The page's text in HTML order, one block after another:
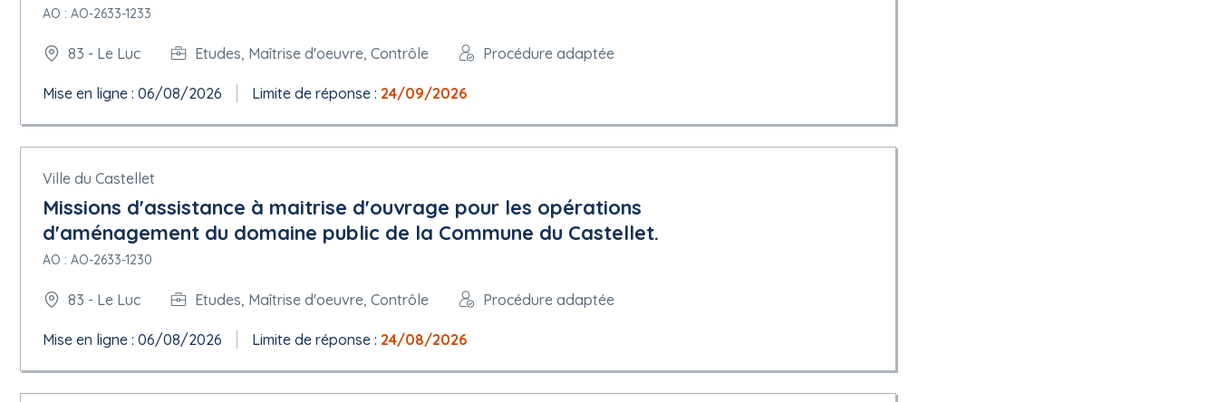
AO : AO-2633-1233
83 - Le Luc Etudes, Maîtrise d'oeuvre, Contrôle Procédure adaptée
Mise en ligne : 06/08/2026 Limite de réponse : 24/09/2026
Ville du Castellet
Missions d'assistance à maitrise d'ouvrage pour les opérations
d'aménagement du domaine public de la Commune du Castellet.
AO : AO-2633-1230
83 - Le Luc Etudes, Maîtrise d'oeuvre, Contrôle Procédure adaptée
Mise en ligne : 06/08/2026 Limite de réponse : 24/08/2026